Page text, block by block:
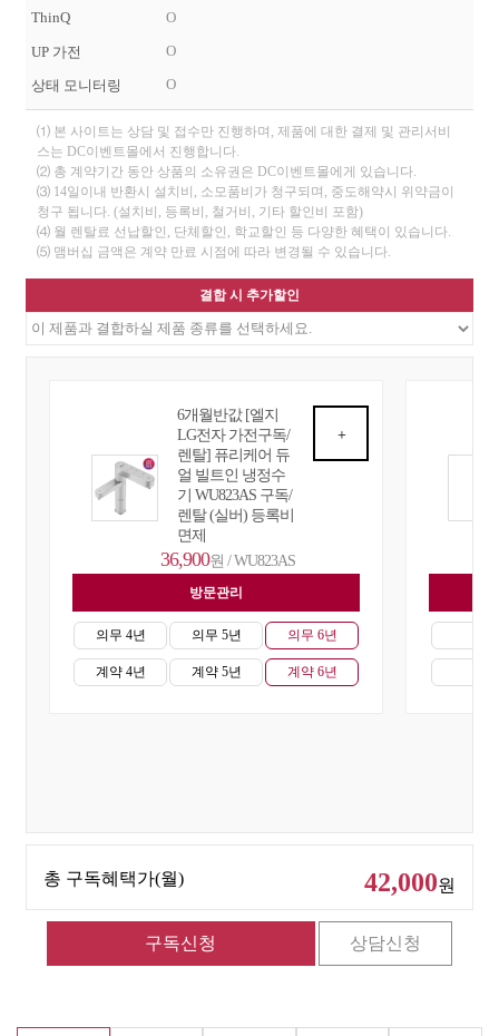
ThinQ O
UP 가전 O
상태 모니터링 O
⑴ 본 사이트는 상담 및 접수만 진행하며, 제품에 대한 결제 및 관리서비
스는 DC이벤트몰에서 진행합니다.
⑵ 총 계약기간 동안 상품의 소유권은 DC이벤트몰에게 있습니다.
⑶ 14일이내 반환시 설치비, 소모품비가 청구되며, 중도해약시 위약금이
청구 됩니다. (설치비, 등록비, 철거비, 기타 할인비 포함)
⑷ 월 렌탈료 선납할인, 단체할인, 학교할인 등 다양한 혜택이 있습니다.
⑸ 맴버십 금액은 계약 만료 시점에 따라 변경될 수 있습니다.
결합 시 추가할인
6개월반값 [엘지
LG전자 가전구독/
렌탈] 퓨리케어 듀
얼 빌트인 냉정수
기 WU823AS 구독/
렌탈 (실버) 등록비
면제
+
36,900원 / WU823AS
방문관리
의무 4년
계약 4년
의무 5년
계약 5년
의무 6년
계약 6년
총 구독혜택가(월) 42,000원